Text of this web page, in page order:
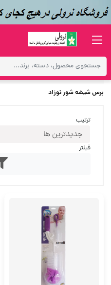
برس شیشه شور نوزاد
ترتیب
فیلتر